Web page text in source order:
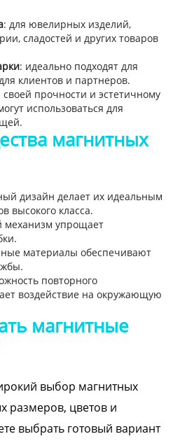
: для ювелирных изделий,
сладостей и других товаров
: идеально подходят для
клиентов и партнеров.
своей прочности и эстетичному
использоваться для
магнитных
дизайн делает их идеальным
высокого класса.
механизм упрощает
материалы обеспечивают
повторного
воздействие на окружающую
магнитные
выбор магнитных
размеров, цветов и
выбрать готовый вариант